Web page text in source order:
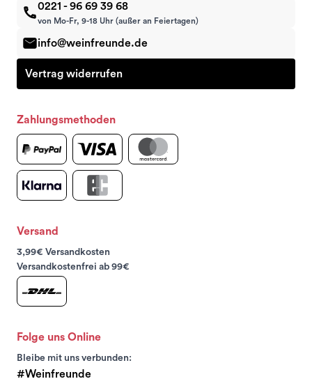
0221 - 96 69 39 68
von Mo-Fr, 9-18 Uhr (außer an Feiertagen)
info@weinfreunde.de
Vertrag widerrufen
Zahlungsmethoden
Versand
3,99€ Versandkosten
Versandkostenfrei ab 99€
Folge uns Online
Bleibe mit uns verbunden:
#Weinfreunde